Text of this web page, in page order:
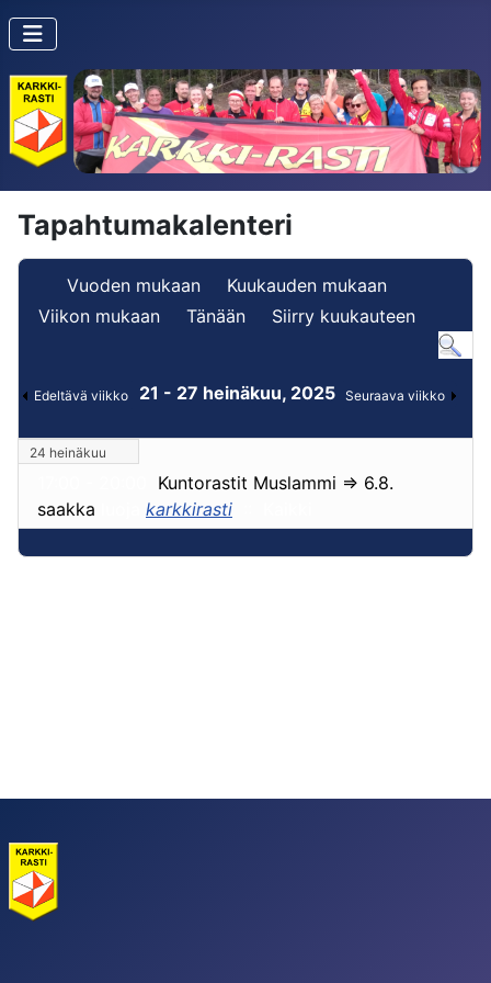
Tapahtumakalenteri
Vuoden mukaan
Kuukauden mukaan
Viikon mukaan
Tänään Siirry kuukauteen
Edeltävä viikko 21 - 27 heinäkuu, 2025 Seuraava viikko
24 heinäkuu
Kuntorastit Muslammi => 6.8.
saakka
karkkirasti